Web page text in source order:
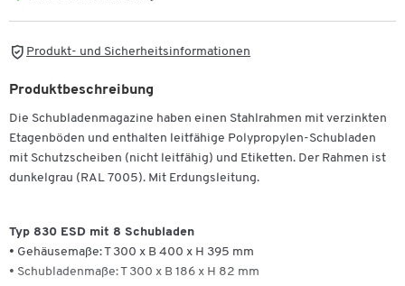
Produkt- und Sicherheitsinformationen
Produktbeschreibung
Die Schubladenmagazine haben einen Stahlrahmen mit verzinkten
Etagenböden und enthalten leitfähige Polypropylen-Schubladen
mit Schutzscheiben (nicht leitfähig) und Etiketten. Der Rahmen ist
dunkelgrau (RAL 7005). Mit Erdungsleitung.
Typ 830 ESD mit 8 Schubladen
• Gehäusemaße: T 300 x B 400 x H 395 mm
• Schubladenmaße: T 300 x B 186 x H 82 mm